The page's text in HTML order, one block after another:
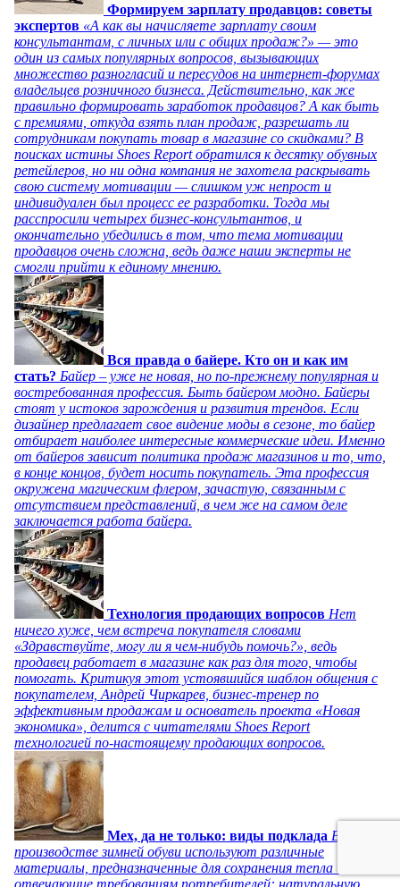
Формируем зарплату продавцов: советы
экспертов «А как вы начисляете зарплату своим
консультантам, с личных или с общих продаж?» — это
один из самых популярных вопросов, вызывающих
множество разногласий и пересудов на интернет-форумах
владельцев розничного бизнеса. Действительно, как же
правильно формировать заработок продавцов? А как быть
с премиями, откуда взять план продаж, разрешать ли
сотрудникам покупать товар в магазине со скидками? В
поисках истины Shoes Report обратился к десятку обувных
ретейлеров, но ни одна компания не захотела раскрывать
свою систему мотивации — слишком уж непрост и
индивидуален был процесс ее разработки. Тогда мы
расспросили четырех бизнес-консультантов, и
окончательно убедились в том, что тема мотивации
продавцов очень сложна, ведь даже наши эксперты не
смогли прийти к единому мнению.
Вся правда о байере. Кто он и как им
стать? Байер – уже не новая, но по-прежнему популярная и
востребованная профессия. Быть байером модно. Байеры
стоят у истоков зарождения и развития трендов. Если
дизайнер предлагает свое видение моды в сезоне, то байер
отбирает наиболее интересные коммерческие идеи. Именно
от байеров зависит политика продаж магазинов и то, что,
в конце концов, будет носить покупатель. Эта профессия
окружена магическим флером, зачастую, связанным с
отсутствием представлений, в чем же на самом деле
заключается работа байера.
Технология продающих вопросов Нет
ничего хуже, чем встреча покупателя словами
«Здравствуйте, могу ли я чем-нибудь помочь?», ведь
продавец работает в магазине как раз для того, чтобы
помогать. Критикуя этот устоявшийся шаблон общения с
покупателем, Андрей Чиркарев, бизнес-тренер по
эффективным продажам и основатель проекта «Новая
экономика», делится с читателями Shoes Report
технологией по-настоящему продающих вопросов.
Мех, да не только: виды подклада В
производстве зимней обуви используют различные
материалы, предназначенные для сохранения тепла и
отвечающие требованиям потребителей: натуральную